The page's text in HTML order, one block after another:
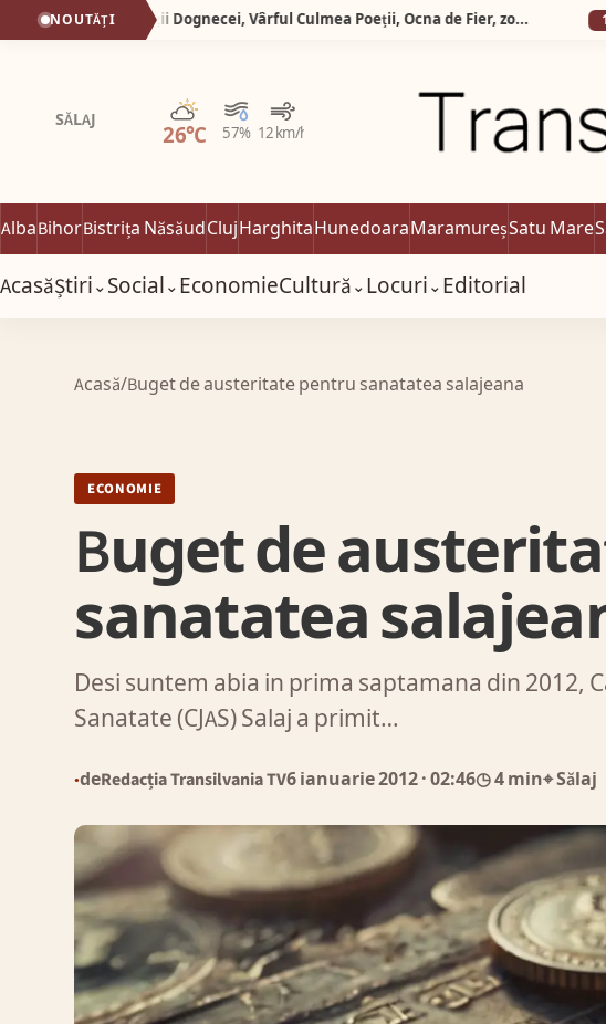
NOUTĂȚI Silva Logistic Services. Munții Dognecei, Vârful Culmea Poeții, Ocna de Fier, zone desprinse dintr-o poveste în care timpul a uitat să mai grabească pașii oamenilor. 12:42 ALBA
SĂLAJ
26°C 57% 12 km/h
Parțial noros
AlbaBihorBistrița NăsăudClujHarghitaHunedoaraMaramureșSatu Mare
AcasăȘtiri⌄Social⌄EconomieCultură⌄Locuri⌄Editorial
Acasă/Buget de austeritate pentru sanatatea salajeana
ECONOMIE
Buget de
sanatatea
Desi suntem abia in prima saptamana din 2012,
Sanatate (CJAS) Salaj a primit…
●deRedacția Transilvania TV6 ianuarie 2012· 02:46◷ 4 min⌖ Sălaj